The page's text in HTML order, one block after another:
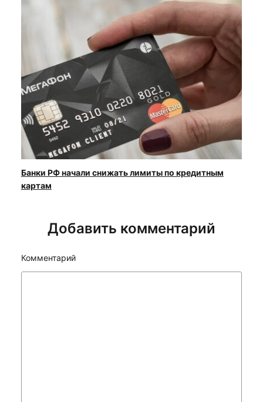
Банки РФ начали снижать лимиты по кредитным
картам
Добавить комментарий
Комментарий